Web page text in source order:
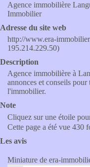
Agence immobilière
Immobilier
Adresse du site web
http://www.era-
195.214.229.50)
Description
Agence immobilière à
annonces et conseils
l'immobilier.
Note
Cliquez sur une étoile
Cette page a été vue 430
Les avis
Miniature de era-